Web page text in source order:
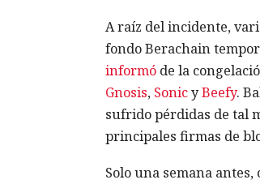
A raíz del incidente,
fondo Berachain
informóde la
Gnosis, SonicyBeefy.
sufrido pérdidas de tal
principales firmas de
Solo una semana